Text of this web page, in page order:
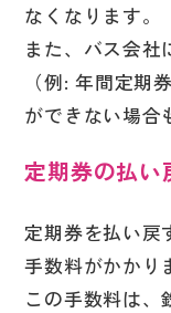
なくなります。
また、バス会社
（例: 年間定期
ができない場合
定期券の払い
定期券を払い戻
手数料がかかり
この手数料は、